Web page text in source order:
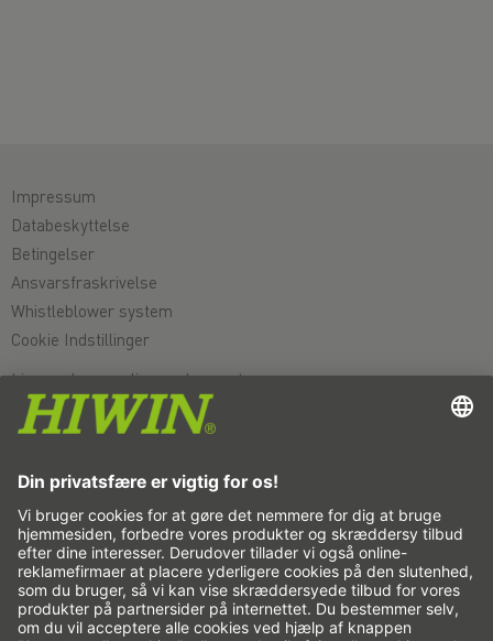
Impressum
Databeskyttelse
Betingelser
Ansvarsfraskrivelse
Whistleblower system
Cookie Indstillinger
Lineærakser og lineæraksesystemer
Præcisionsakser og præcisionssystemer
Elektriske aktuatorer
Servomotorer
Profilføringer
Kugleskruer
Servodrev
Reduktionsgear